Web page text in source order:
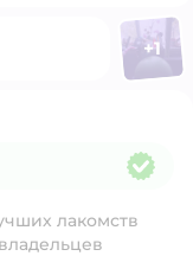
Фото
+1
лакомств